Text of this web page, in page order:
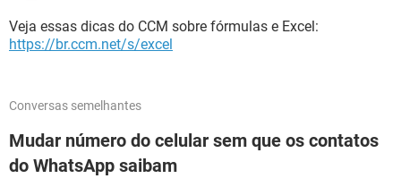
Veja essas dicas do CCM sobre fórmulas e Excel:
https://br.ccm.net/s/excel
Conversas semelhantes
Mudar número do celular sem que os contatos
do WhatsApp saibam